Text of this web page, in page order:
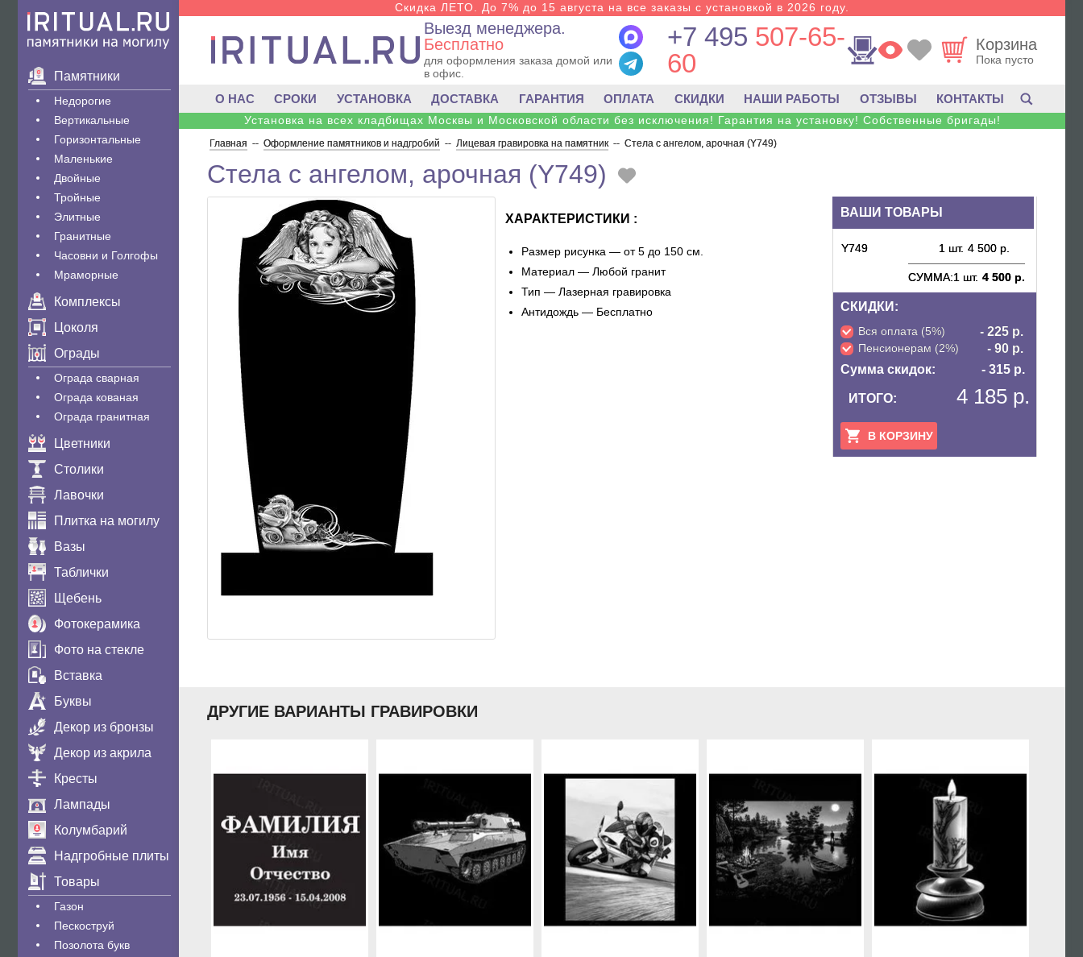
Памятники
Недорогие
Вертикальные
Горизонтальные
Маленькие
Двойные
Тройные
Элитные
Гранитные
Часовни и Голгофы
Мраморные
Комплексы
Цоколя
Ограды
Ограда сварная
Ограда кованая
Ограда гранитная
Цветники
Столики
Лавочки
Плитка на могилу
Вазы
Таблички
Щебень
Фотокерамика
Фото на стекле
Вставка
Буквы
Декор из бронзы
Декор из акрила
Кресты
Лампады
Колумбарий
Надгробные плиты
Товары
Газон
Пескоструй
Позолота букв
Скидка ЛЕТО. До 7% до 15 августа на все заказы с установкой в 2026 году.
Выезд менеджера.
Бесплатно
для оформления заказа домой или
в офис.
+7 495 507-65-
60
Корзина
Пока пусто
О НАС СРОКИ УСТАНОВКА ДОСТАВКА ГАРАНТИЯ ОПЛАТА СКИДКИ НАШИ РАБОТЫ ОТЗЫВЫ КОНТАКТЫ
Установка на всех кладбищах Москвы и Московской области без исключения! Гарантия на установку! Собственные бригады!
Главная -- Оформление памятников и надгробий -- Лицевая гравировка на памятник -- Стела с ангелом, арочная (Y749)
Стела с ангелом, арочная (Y749)
ВАШИ ТОВАРЫ
Y749 1 шт. 4 500 р.
СУММА:1 шт. 4 500 р.
СКИДКИ:
Вся оплата (5%) - 225 р.
Пенсионерам (2%)
- 90 р.
Сумма скидок:
- 315 р.
ИТОГО: 4 185 р.
В КОРЗИНУ
ХАРАКТЕРИСТИКИ :
Размер рисунка — от 5 до 150 см.
Материал — Любой гранит
Тип — Лазерная гравировка
Антидождь — Бесплатно
ДРУГИЕ ВАРИАНТЫ ГРАВИРОВКИ